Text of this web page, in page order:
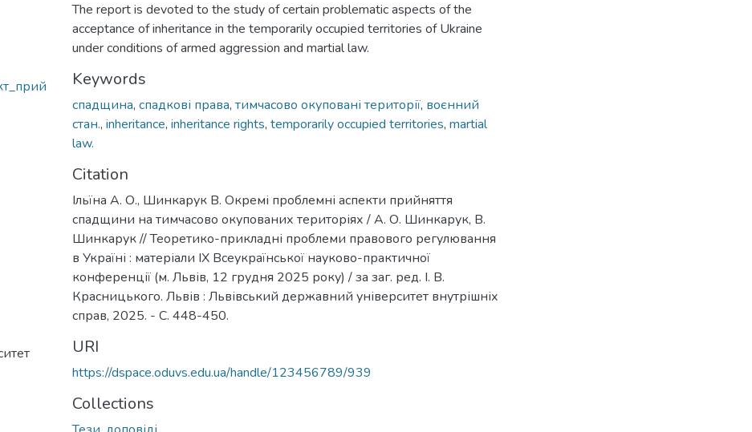
The report is devoted to the study of certain problematic aspects of the
acceptance of inheritance in the temporarily occupied territories of Ukraine
under conditions of armed aggression and martial law.
Keywords
спадщина, спадкові права, тимчасово окуповані території, воєнний
стан., inheritance, inheritance rights, temporarily occupied territories, martial
law.
Citation
Ільїна А. О., Шинкарук В. Окремі проблемні аспекти прийняття
спадщини на тимчасово окупованих територіях / А. О. Шинкарук, В.
Шинкарук // Теоретико-прикладні проблеми правового регулювання
в Україні : матеріали IX Всеукраїнської науково-практичної
конференції (м. Львів, 12 грудня 2025 року) / за заг. ред. І. В.
Красницького. Львів : Львівський державний університет внутрішніх
справ, 2025. - С. 448-450.
URI
https://dspace.oduvs.edu.ua/handle/123456789/939
Collections